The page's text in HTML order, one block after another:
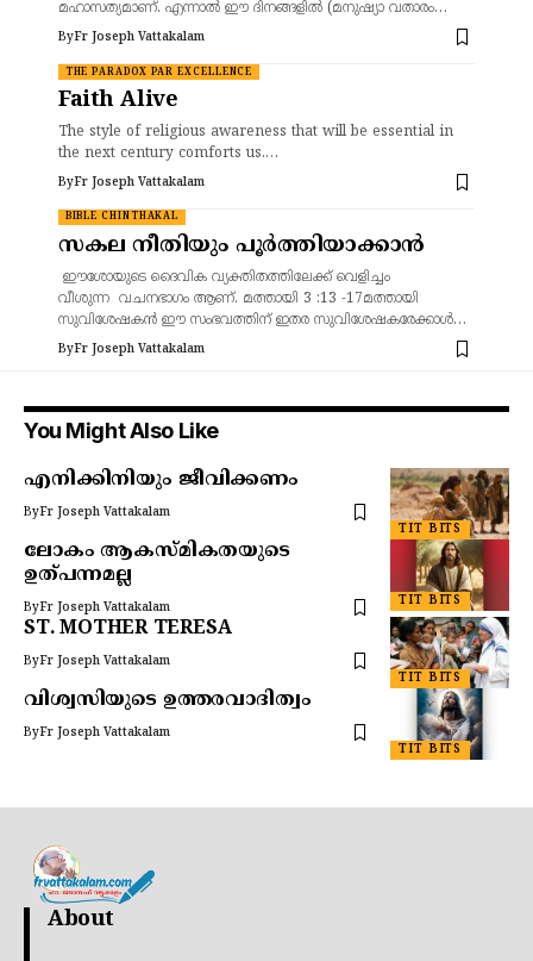
മഹാസത്യമാണ്. എന്നാൽ ഈ ദിനങ്ങളിൽ (മനുഷ്യാ വതാരം…
ByFr Joseph Vattakalam
THE PARADOX PAR EXCELLENCE
Faith Alive
The style of religious awareness that will be essential in
the next century comforts us.…
ByFr Joseph Vattakalam
BIBLE CHINTHAKAL
സകല നീതിയും പൂർത്തിയാക്കാൻ
ഈശോയുടെ ദൈവിക വ്യക്തിതത്തിലേക്ക് വെളിച്ചം
വീശുന്ന വചനഭാഗം ആണ്. മത്തായി 3 :13 -17മത്തായി
സുവിശേഷകൻ ഈ സംഭവത്തിന് ഇതര സുവിശേഷകരേക്കാൾ…
ByFr Joseph Vattakalam
You Might Also Like
TIT BITS
എനിക്കിനിയും ജീവിക്കണം
ByFr Joseph Vattakalam
TIT BITS
ലോകം ആകസ്മികതയുടെ
ഉത്പന്നമല്ല
ByFr Joseph Vattakalam
TIT BITS
ST. MOTHER TERESA
ByFr Joseph Vattakalam
TIT BITS
വിശ്വസിയുടെ ഉത്തരവാദിത്വം
ByFr Joseph Vattakalam
About